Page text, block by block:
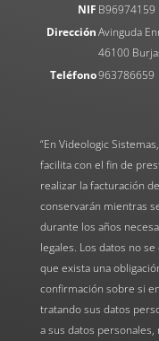
NIF B96974159
DirecciónAvinguda
46100
Teléfono963786659
“En Videologic
facilita con el fin de
realizar la facturación
conservarán mientras
durante los años
legales. Los datos no
que exista una
confirmación sobre si
tratando sus datos
a sus datos